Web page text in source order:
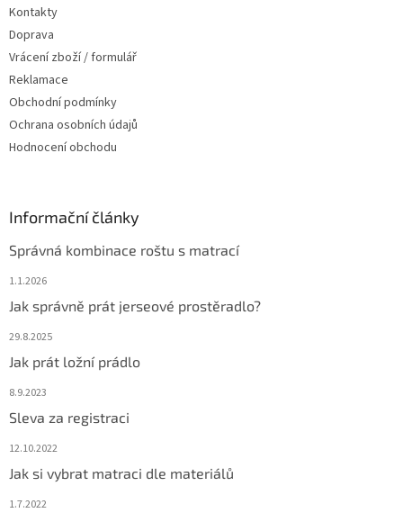
Kontakty
Doprava
Vrácení zboží / formulář
Reklamace
Obchodní podmínky
Ochrana osobních údajů
Hodnocení obchodu
Informační články
Správná kombinace roštu s matrací
1.1.2026
Jak správně prát jerseové prostěradlo?
29.8.2025
Jak prát ložní prádlo
8.9.2023
Sleva za registraci
12.10.2022
Jak si vybrat matraci dle materiálů
1.7.2022